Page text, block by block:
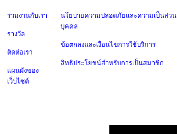
ร่วมงานกับเรา
รางวัล
ติดต่อเรา
แผนผังของ
เว็บไซต์
นโยบายความปลอดภัยและความเป็นส่วน
บุคคล
ข้อตกลงและเงื่อนไขการใช้บริการ
สิทธิประโยชน์สำหรับการเป็นสมาชิก